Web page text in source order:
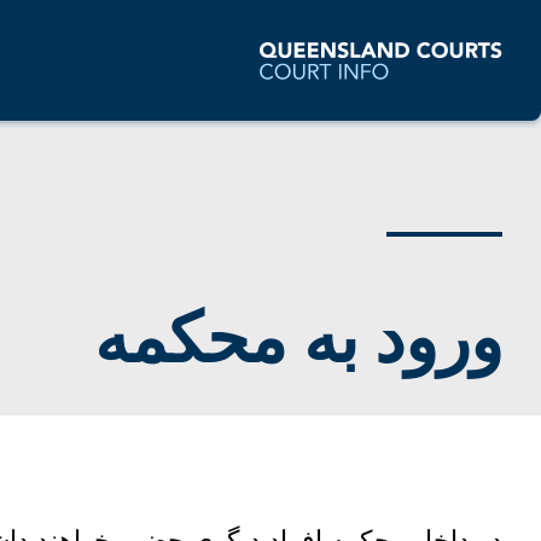
ورود به محکمه